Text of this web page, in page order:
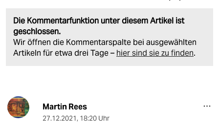
Die Kommentarfunktion unter diesem Artikel ist
geschlossen.
Wir öffnen die Kommentarspalte bei ausgewählten
Artikeln für etwa drei Tage – hier sind sie zu finden.
Martin Rees
27.12.2021, 18:20 Uhr